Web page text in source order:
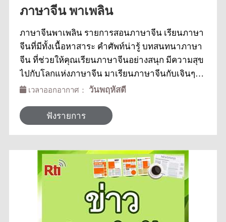
ภาษาจีน พาเพลิน
ภาษาจีนพาเพลิน รายการสอนภาษาจีน เรียนภาษา
จีนที่มีทั้งเนื้อหาสาระ คำศัพท์น่ารู้ บทสนทนาภาษา
จีน ที่ช่วยให้คุณเรียนภาษาจีนอย่างสนุก มีความสุข
ไปกับโลกแห่งภาษาจีน มาเรียนภาษาจีนกับเจินๆเห
เวลาออกอากาศ： วันพฤหัสดี
ฟังรายการ